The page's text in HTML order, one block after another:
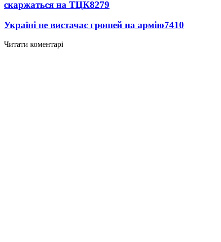
скаржаться на ТЦК8279
Україні не вистачає грошей на армію7410
Читати коментарі